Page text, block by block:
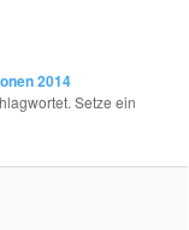
2014
Setze ein